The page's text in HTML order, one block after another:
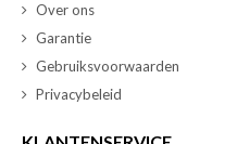
Over ons
Garantie
Gebruiksvoorwaarden
Privacybeleid